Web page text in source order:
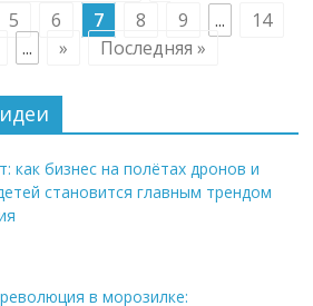
5 6 7 8 9 ...
14
... » Последняя »
как бизнес на полётах дронов и
становится главным трендом
в морозилке: